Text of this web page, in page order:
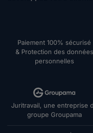
Paiement 100% sécurisé
& Protection des données
personnelles
Juritravail, une entreprise
groupe Groupama